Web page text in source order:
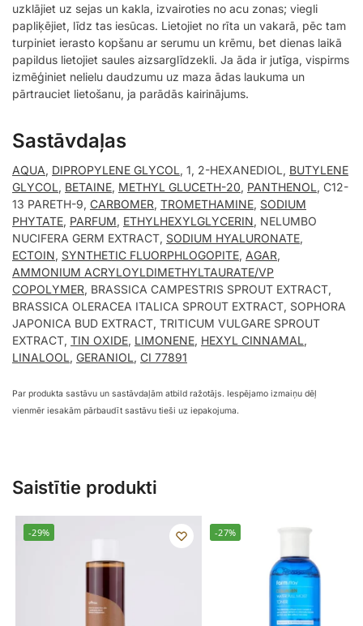
uzklājiet uz sejas un kakla, izvairoties no acu zonas; viegli
papliķējiet, līdz tas iesūcas. Lietojiet no rīta un vakarā, pēc tam
turpiniet ierasto kopšanu ar serumu un krēmu, bet dienas laikā
papildus lietojiet saules aizsarglīdzekli. Ja āda ir jutīga, vispirms
izmēģiniet nelielu daudzumu uz maza ādas laukuma un
pārtrauciet lietošanu, ja parādās kairinājums.
Sastāvdaļas
AQUA, DIPROPYLENE GLYCOL, 1, 2-HEXANEDIOL, BUTYLENE
GLYCOL, BETAINE, METHYL GLUCETH-20, PANTHENOL, C12-
13 PARETH-9, CARBOMER, TROMETHAMINE, SODIUM
PHYTATE, PARFUM, ETHYLHEXYLGLYCERIN, NELUMBO
NUCIFERA GERM EXTRACT, SODIUM HYALURONATE,
ECTOIN, SYNTHETIC FLUORPHLOGOPITE, AGAR,
AMMONIUM ACRYLOYLDIMETHYLTAURATE/VP
COPOLYMER, BRASSICA CAMPESTRIS SPROUT EXTRACT,
BRASSICA OLERACEA ITALICA SPROUT EXTRACT, SOPHORA
JAPONICA BUD EXTRACT, TRITICUM VULGARE SPROUT
EXTRACT, TIN OXIDE, LIMONENE, HEXYL CINNAMAL,
LINALOOL, GERANIOL, CI 77891
Par produkta sastāvu un sastāvdaļām atbild ražotājs. Iespējamo izmaiņu dēļ
vienmēr iesakām pārbaudīt sastāvu tieši uz iepakojuma.
Saistītie produkti
-29% -27%